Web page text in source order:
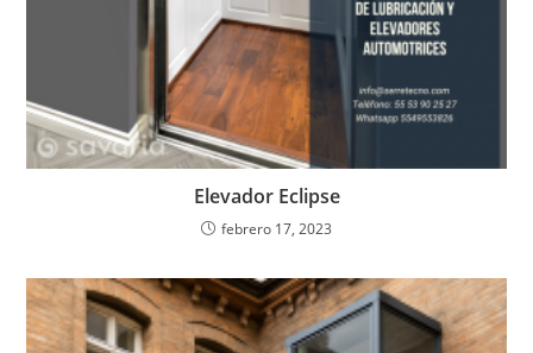
Elevador Eclipse
febrero 17, 2023